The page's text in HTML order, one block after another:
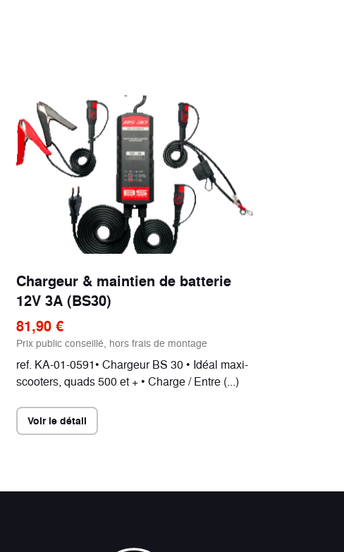
Chargeur & maintien de batterie
12V 3A (BS30)
81,90 €
Prix public conseillé, hors frais de montage
ref. KA-01-0591• Chargeur BS 30 • Idéal maxi-
scooters, quads 500 et + • Charge / Entre (...)
Voir le détail